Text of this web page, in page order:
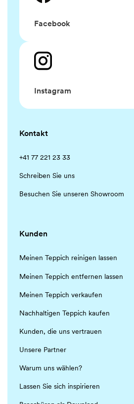
Facebook
Instagram
Kontakt
+41 77 221 23 33
Schreiben Sie uns
Besuchen Sie unseren Showroom
Kunden
Meinen Teppich reinigen lassen
Meinen Teppich entfernen lassen
Meinen Teppich verkaufen
Nachhaltigen Teppich kaufen
Kunden, die uns vertrauen
Unsere Partner
Warum uns wählen?
Lassen Sie sich inspirieren